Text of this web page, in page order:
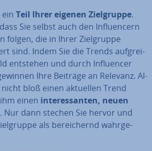
ein Teil Ihrer eigenen Ziel­grup­pe.
Sie selbst auch den In­fluen­cern
folgen, die in Ihrer Ziel­grup­pe
sind. Indem Sie die Trends auf­grei­
entstehen und durch In­fluen­cer
Ihre Beiträge an Relevanz. Al­
bloß einen aktuellen Trend
einen in­ter­es­san­ten, neuen
Nur dann stechen Sie hervor und
als be­rei­chernd wahr­ge­